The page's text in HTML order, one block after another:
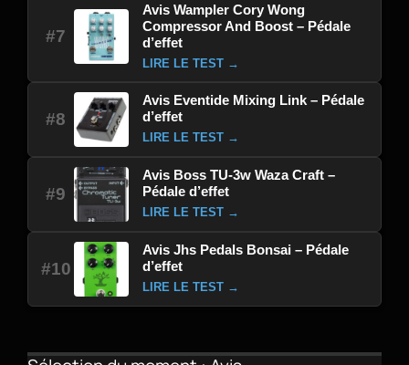
#7
Avis Wampler Cory Wong
Compressor And Boost – Pédale
d’effet
LIRE LE TEST →
#8
Avis Eventide Mixing Link – Pédale
d’effet
LIRE LE TEST →
#9
Avis Boss TU-3w Waza Craft –
Pédale d’effet
LIRE LE TEST →
#10
Avis Jhs Pedals Bonsai – Pédale
d’effet
LIRE LE TEST →